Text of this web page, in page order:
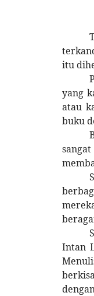
itu
yang
atau
buku
Intan